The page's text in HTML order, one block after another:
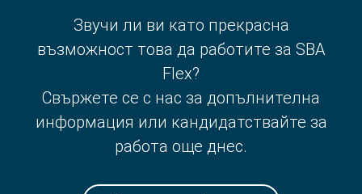
Звучи ли ви като прекрасна
възможност това да работите за SBA
Flex?
Свържете се с нас за допълнителна
информация или кандидатствайте за
работа още днес.